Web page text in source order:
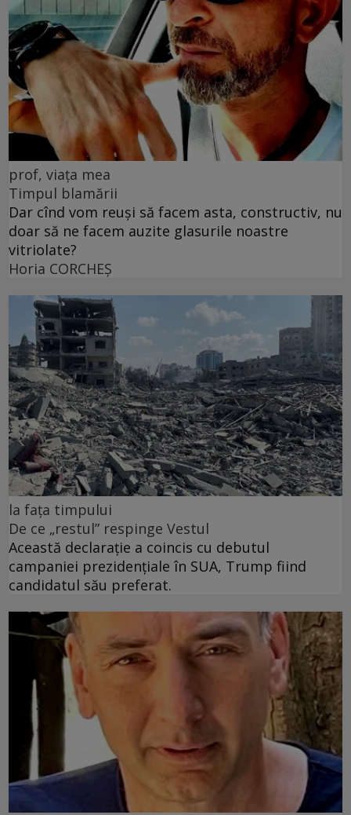
prof, viața mea
Timpul blamării
Dar cînd vom reuși să facem asta, constructiv, nu
doar să ne facem auzite glasurile noastre
vitriolate?
Horia CORCHEŞ
la fața timpului
De ce „restul” respinge Vestul
Această declarație a coincis cu debutul
campaniei prezidențiale în SUA, Trump fiind
candidatul său preferat.